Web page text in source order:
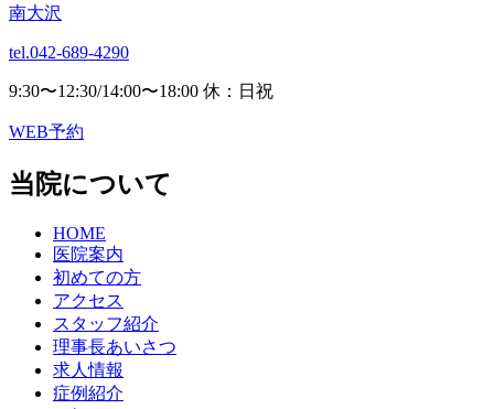
南大沢
tel.042-689-4290
9:30〜12:30/14:00〜18:00 休：日祝
WEB予約
当院について
HOME
医院案内
初めての方
アクセス
スタッフ紹介
理事長あいさつ
求人情報
症例紹介